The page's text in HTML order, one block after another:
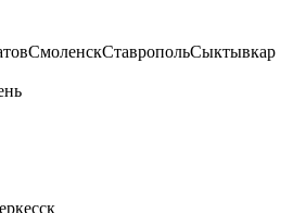
СмоленскСтавропольСыктывкар